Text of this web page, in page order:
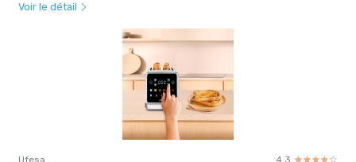
Voir le détail
Ufesa 4.3 ☆☆☆☆☆
★★★★★